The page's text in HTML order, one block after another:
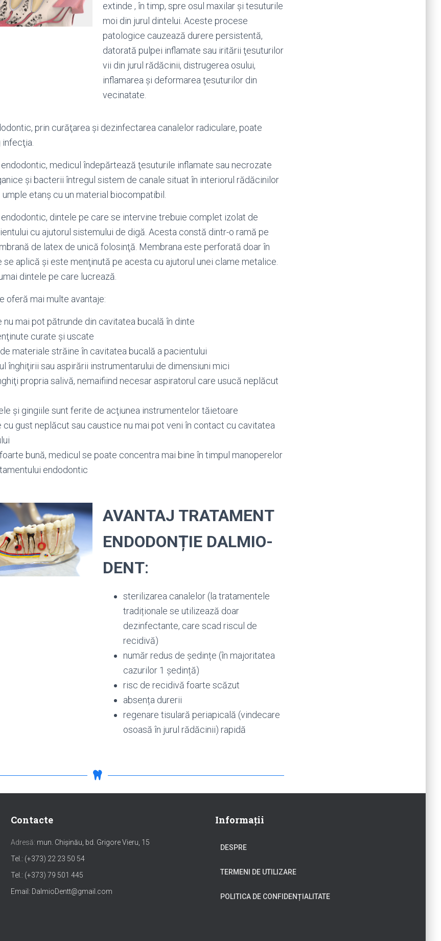
extinde , în timp, spre osul maxilar şi tesuturile
moi din jurul dintelui. Aceste procese
patologice cauzează durere persistentă,
datorată pulpei inflamate sau iritării ţesuturilor
vii din jurul rădăcinii, distrugerea osului,
inflamarea şi deformarea ţesuturilor din
vecinatate.
prin curăţarea şi dezinfectarea canalelor radiculare, poate
medicul îndepărtează ţesuturile inflamate sau necrozate
şi bacterii întregul sistem de canale situat în interiorul rădăcinilor
etanş cu un material biocompatibil.
dintele pe care se intervine trebuie complet izolat de
cu ajutorul sistemului de digă. Acesta constă dintr-o ramă pe
de latex de unică folosinţă. Membrana este perforată doar în
aplică şi este menţinută pe acesta cu ajutorul unei clame metalice.
dintele pe care lucrează.
oferă mai multe avantaje:
nu mai pot pătrunde din cavitatea bucală în dinte
curate şi uscate
materiale străine în cavitatea bucală a pacientului
înghiţirii sau aspirării instrumentarului de dimensiuni mici
propria salivă, nemaifiind necesar aspiratorul care usucă neplăcut
şi gingiile sunt ferite de acţiunea instrumentelor tăietoare
cu gust neplăcut sau caustice nu mai pot veni în contact cu cavitatea
bună, medicul se poate concentra mai bine în timpul manoperelor
endodontic
AVANTAJ TRATAMENT
ENDODONȚIE DALMIO-
DENT:
sterilizarea canalelor (la tratamentele
tradiționale se utilizează doar
dezinfectante, care scad riscul de
recidivă)
număr redus de ședințe (în majoritatea
cazurilor 1 ședință)
risc de recidivă foarte scăzut
absența durerii
regenare tisulară periapicală (vindecare
osoasă în jurul rădăcinii) rapidă
Contacte
Adresă: mun. Chișinău, bd. Grigore Vieru, 15
Tel.: (+373) 22 23 50 54
Tel.: (+373) 79 501 445
Email: DalmioDentt@gmail.com
Informații
DESPRE
TERMENI DE UTILIZARE
POLITICA DE CONFIDENȚIALITATE